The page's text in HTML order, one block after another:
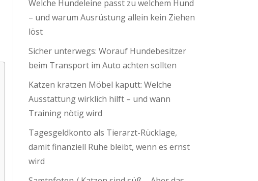
Welche Hundeleine passt zu welchem Hund
– und warum Ausrüstung allein kein Ziehen
löst
Sicher unterwegs: Worauf Hundebesitzer
beim Transport im Auto achten sollten
Katzen kratzen Möbel kaputt: Welche
Ausstattung wirklich hilft – und wann
Training nötig wird
Tagesgeldkonto als Tierarzt-Rücklage,
damit finanziell Ruhe bleibt, wenn es ernst
wird